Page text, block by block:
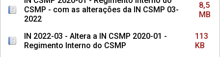
CSMP - com as alterações da IN CSMP 03-
2022
8,5
MB
IN 2022-03 - Altera a IN CSMP 2020-01 -
Regimento Interno do CSMP
113
KB